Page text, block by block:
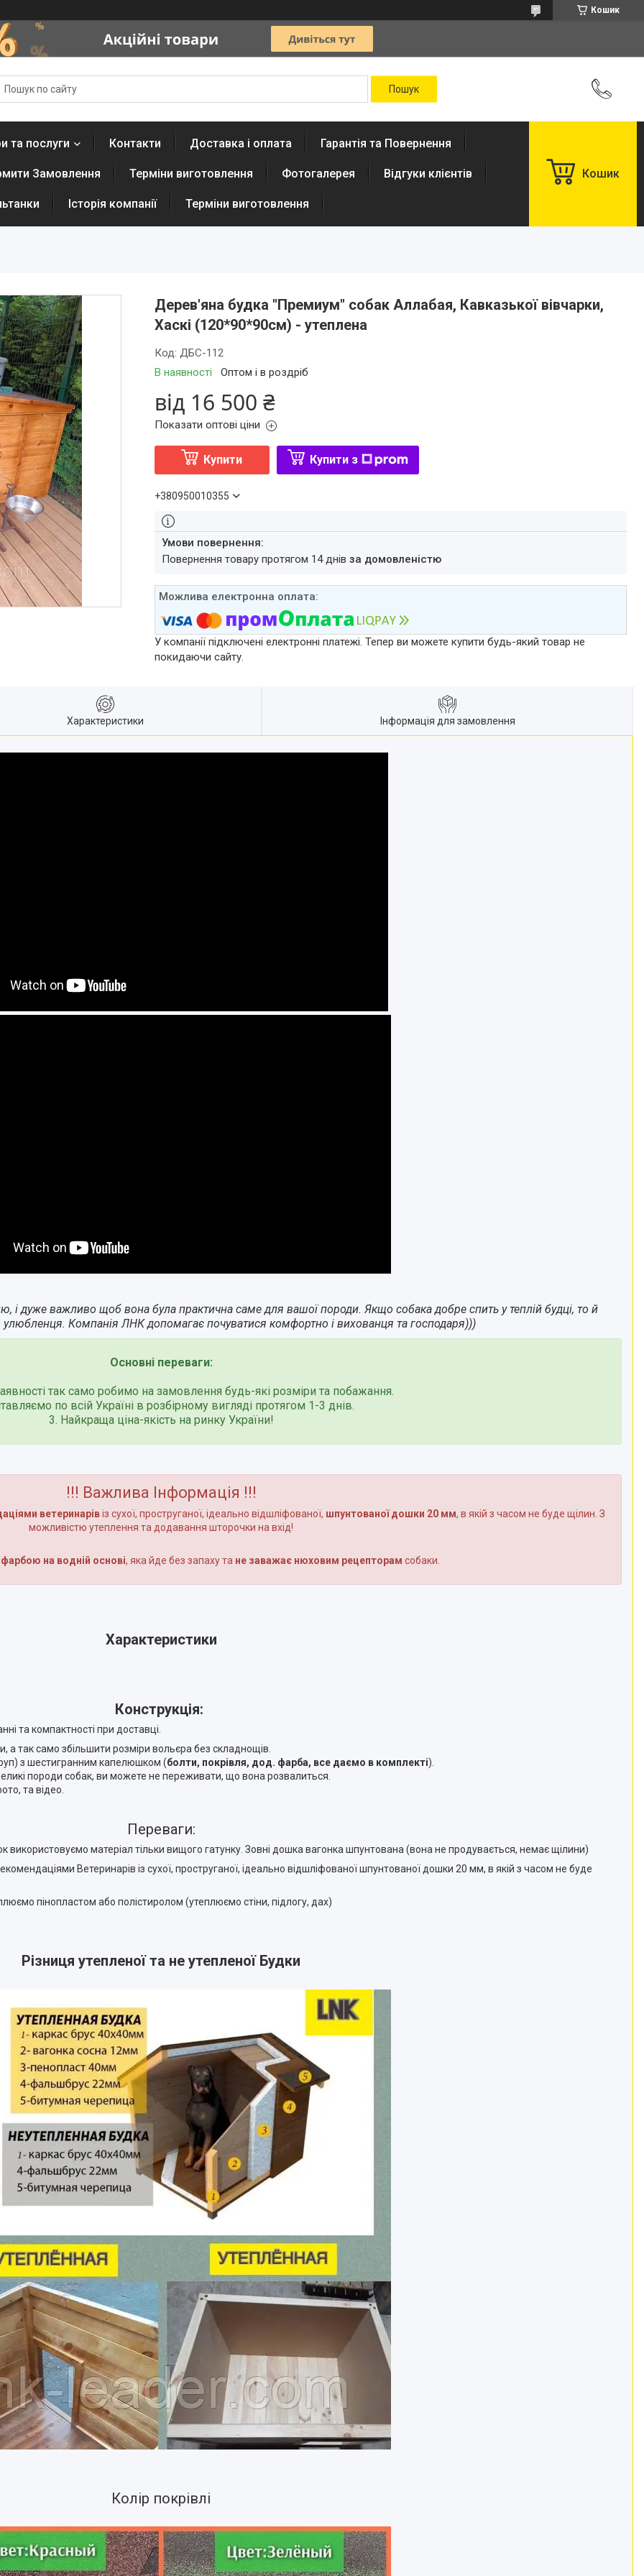
Кошик
та послуги Контакти Доставка і оплата Гарантія та Повернення
Замовлення Терміни виготовлення Фотогалерея Відгуки клієнтів
Історія компанії Терміни виготовлення
Кошик
Дерев'яна будка "Премиум" собак Аллабая, Кавказької вівчарки,
Хаскі (120*90*90см) - утеплена
В наявності Оптом і в роздріб
Код: ДБС-112
від 16 500 ₴
Показати оптові ціни
Купити Купити з
+380950010355
повернення товару протягом 14 днів за домовленістю
У компанії підключені електронні платежі. Тепер ви можете купити будь-який товар не
покидаючи сайту.
Характеристики Інформація для замовлення
дуже важливо щоб вона була практична саме для вашої породи. Якщо собака добре спить у теплій будці, то й
улюбленця. Компанія ЛНК допомагає почуватися комфортно і вихованця та господаря)))
Основні переваги:
так само робимо на замовлення будь-які розміри та побажання.
по всій Україні в розбірному вигляді протягом 1-3 днів.
3. Найкраща ціна-якість на ринку України!
!!! Важлива Інформація !!!
ветеринарівіз сухої, проструганої, ідеально відшліфованої, шпунтованої дошки 20 мм, в якій з часом не буде щілин. З
можливістю утеплення та додавання шторочки на вхід!
на водній основі, яка йде без запаху та не заважає нюховим рецепторам собаки.
Характеристики
Конструкція:
та компактності при доставці.
так само збільшити розміри вольєра без складнощів.
з шестигранним капелюшком (болти, покрівля, дод. фарба, все даємо в комплекті).
породи собак, ви можете не переживати, що вона розвалиться.
та відео.
Переваги:
використовуємо матеріал тільки вищого гатунку. Зовні дошка вагонка шпунтована (вона не продувається, немає щілини)
Ветеринарів із сухої, проструганої, ідеально відшліфованої шпунтованої дошки 20 мм, в якій з часом не буде
пінопластом або полістиролом (утеплюємо стіни, підлогу, дах)
Різниця утепленої та не утепленої Будки
Колір покрівлі